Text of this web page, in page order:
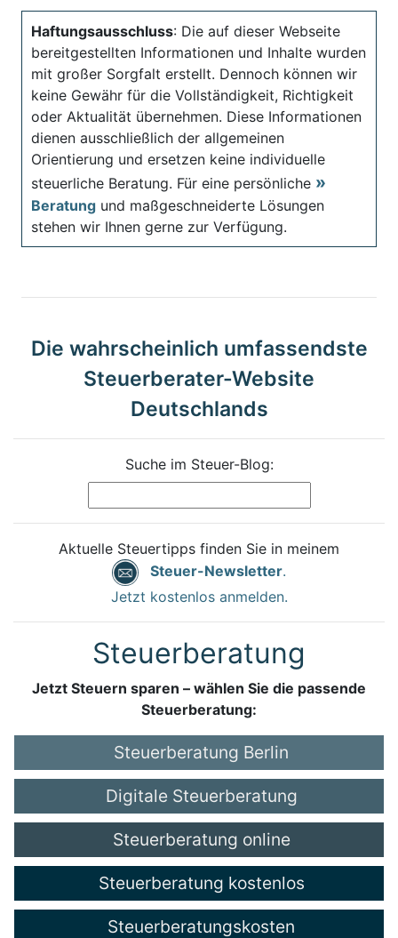
Haftungsausschluss: Die auf dieser Webseite
bereitgestellten Informationen und Inhalte wurden
mit großer Sorgfalt erstellt. Dennoch können wir
keine Gewähr für die Vollständigkeit, Richtigkeit
oder Aktualität übernehmen. Diese Informationen
dienen ausschließlich der allgemeinen
Orientierung und ersetzen keine individuelle
steuerliche Beratung. Für eine persönliche
Beratung und maßgeschneiderte Lösungen
stehen wir Ihnen gerne zur Verfügung.
Die wahrscheinlich umfassendste
Steuerberater-Website
Deutschlands
Suche im Steuer-Blog:
Aktuelle Steuertipps finden Sie in meinem
Steuer-Newsletter.
Jetzt kostenlos anmelden.
Steuerberatung
Jetzt Steuern sparen – wählen Sie die passende
Steuerberatung:
Steuerberatung Berlin
Digitale Steuerberatung
Steuerberatung online
Steuerberatung kostenlos
Steuerberatungskosten